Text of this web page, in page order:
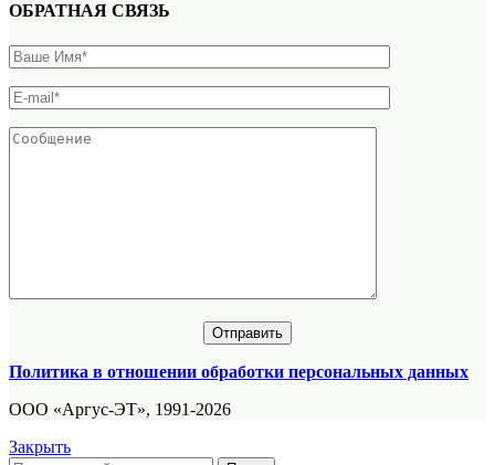
ОБРАТНАЯ СВЯЗЬ
Политика в отношении обработки персональных данных
ООО «Аргус-ЭТ», 1991-2026
Закрыть